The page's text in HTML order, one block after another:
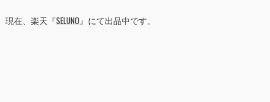
現在、楽天『SELUNO』にて出品中です。